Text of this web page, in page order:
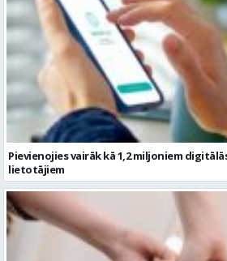
Pievienojies vairāk kā 1,2 miljoniem
lietotājiem